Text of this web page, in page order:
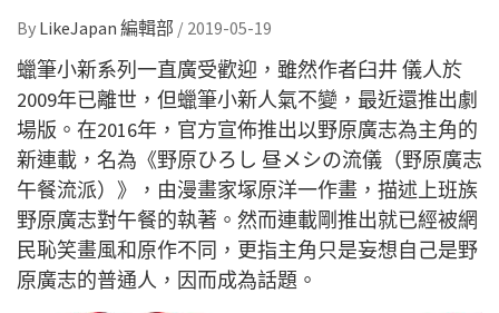
By LikeJapan 編輯部 / 2019-05-19
蠟筆小新系列一直廣受歡迎，雖然作者臼井 儀人於
2009年已離世，但蠟筆小新人氣不變，最近還推出劇
場版。在2016年，官方宣佈推出以野原廣志為主角的
新連載，名為《野原ひろし 昼メシの流儀（野原廣志
午餐流派）》，由漫畫家塚原洋一作畫，描述上班族
野原廣志對午餐的執著。然而連載剛推出就已經被網
民恥笑畫風和原作不同，更指主角只是妄想自己是野
原廣志的普通人，因而成為話題。